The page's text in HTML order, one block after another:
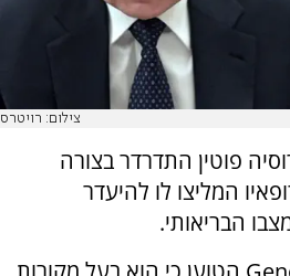
צילום: רויטרס
פוטין התדרדר בצורה
המליצו לו להיעדר
הבריאותי.